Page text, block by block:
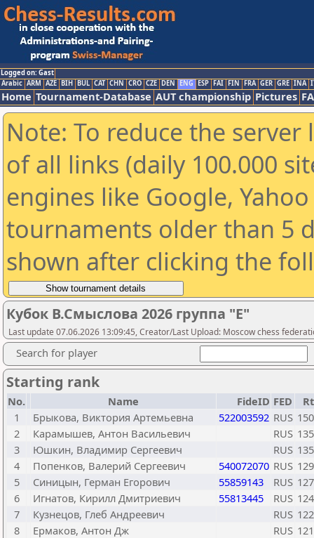
Logged on: Gast
Arabic ARM AZE BIH BUL CAT CHN CRO CZE DEN ENG ESP FAI FIN FRA GER GRE INA
Home Tournament-Database AUT championship Pictures
Note: To reduce the
of all links (daily 100.000
engines like Google,
tournaments older than 5
shown after clicking the
Кубок В.Смыслова 2026 группа "E"
Last update 07.06.2026 13:09:45, Creator/Last Upload: Moscow chess
Search for player
Starting rank
No. Name FideID FED
1
Брыкова, Виктория Артемьевна 522003592 RUS
2
Карамышев, Антон Васильевич RUS
3
Юшкин, Владимир Сергеевич RUS
4
Попенков, Валерий Сергеевич 540072070 RUS
5
Синицын, Герман Егорович 55859143 RUS
6
Игнатов, Кирилл Дмитриевич 55813445 RUS
7
Кузнецов, Глеб Андреевич RUS
8
Ермаков, Антон Дж RUS